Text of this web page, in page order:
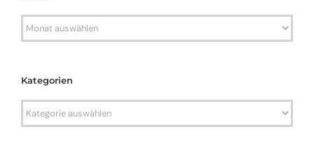
Archiv
Kategorien
Kategorien